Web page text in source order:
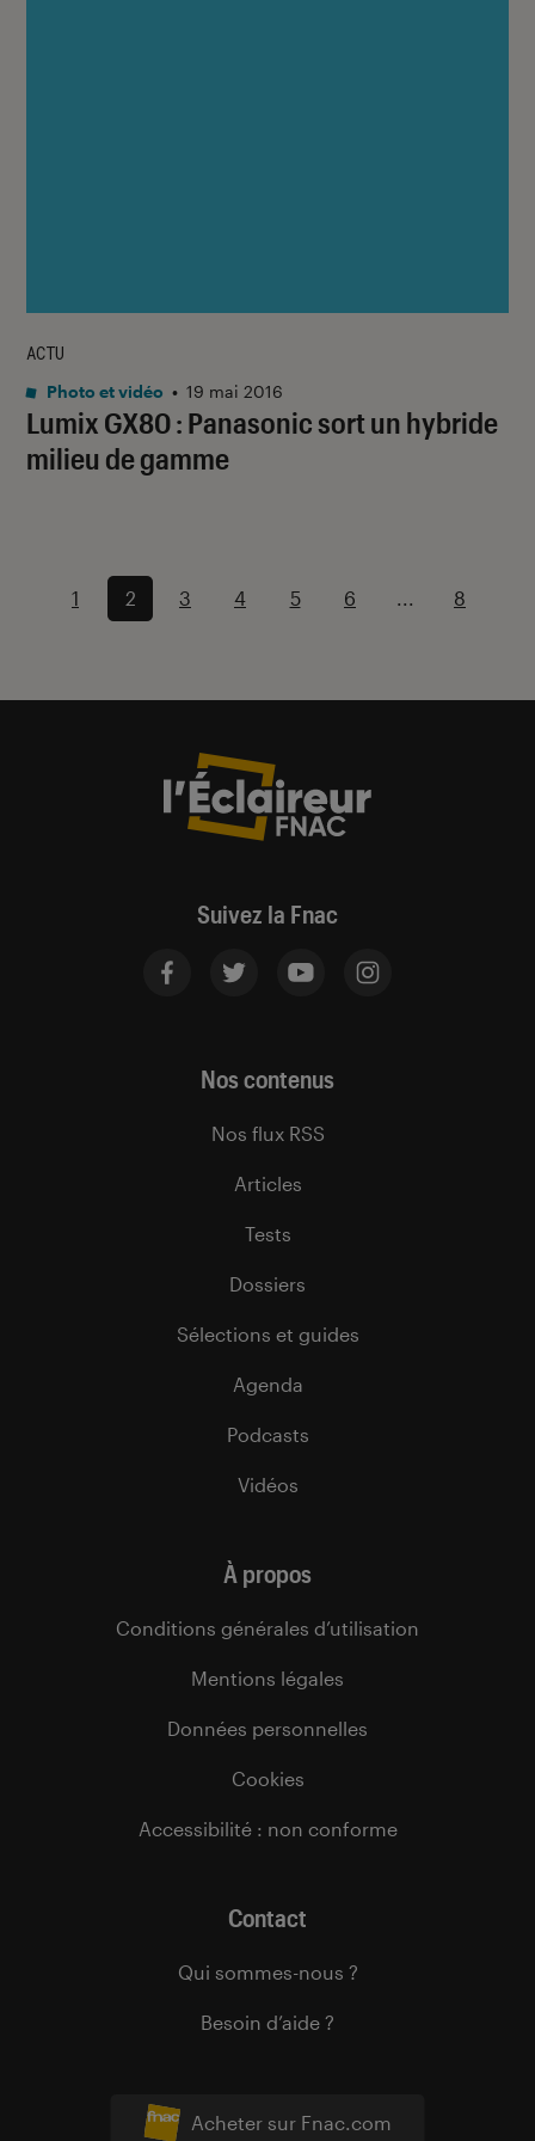
Lumix GX80 : Panasonic sort un hybride
milieu de gamme
ACTU
Photo et vidéo • 19 mai 2016
1 2 3 4 5 6 ... 8
Suivez la Fnac
Acheter sur Fnac.com
Nos contenus
Nos flux RSS
Articles
Tests
Dossiers
Sélections et guides
Agenda
Podcasts
Vidéos
À propos
Conditions générales d’utilisation
Mentions légales
Données personnelles
Cookies
Accessibilité : non conforme
Contact
Qui sommes-nous ?
Besoin d’aide ?